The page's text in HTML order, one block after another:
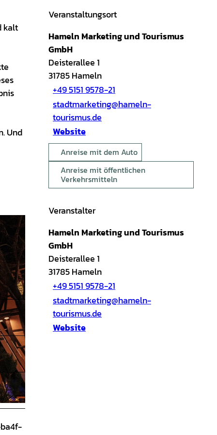
kalt
Und
Veranstaltungsort
Hameln Marketing und Tourismus
GmbH
Deisterallee 1
31785Hameln
+49 5151 9578-21
stadtmarketing@hameln-
tourismus.de
Website
Anreise mit dem Auto
Anreise mit öffentlichen
Verkehrsmitteln
Veranstalter
Hameln Marketing und Tourismus
GmbH
Deisterallee 1
31785Hameln
+49 5151 9578-21
stadtmarketing@hameln-
tourismus.de
Website